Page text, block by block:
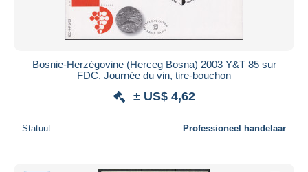
Bosnie-Herzégovine (Herceg Bosna) 2003 Y&T 85 sur
FDC. Journée du vin, tire-bouchon
± US$ 4,62
Statuut Professioneel handelaar